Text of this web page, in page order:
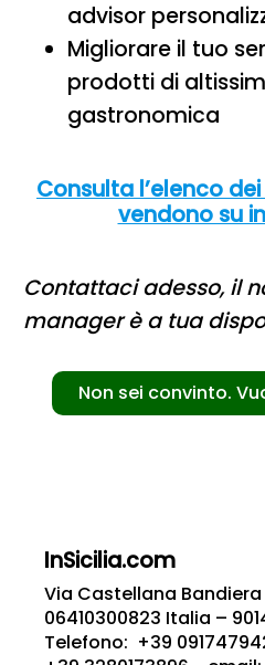
advisor
Migliorare il tuo
prodotti di
gastronomica
Consulta l’elenco
vendono su
Contattaci adesso, il
manager è a tua
Non sei convinto.
InSicilia.com
Via Castellana Bandiera
06410300823 Italia –
Telefono: +39